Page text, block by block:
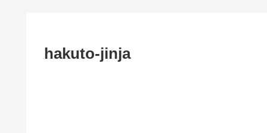
hakuto-jinja